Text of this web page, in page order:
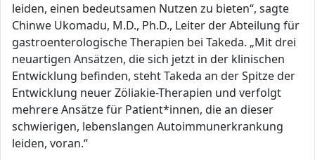
leiden, einen bedeutsamen Nutzen zu bieten“, sagte
Chinwe Ukomadu, M.D., Ph.D., Leiter der Abteilung für
gastroenterologische Therapien bei Takeda. „Mit drei
neuartigen Ansätzen, die sich jetzt in der klinischen
Entwicklung befinden, steht Takeda an der Spitze der
Entwicklung neuer Zöliakie-Therapien und verfolgt
mehrere Ansätze für Patient*innen, die an dieser
schwierigen, lebenslangen Autoimmunerkrankung
leiden, voran.“